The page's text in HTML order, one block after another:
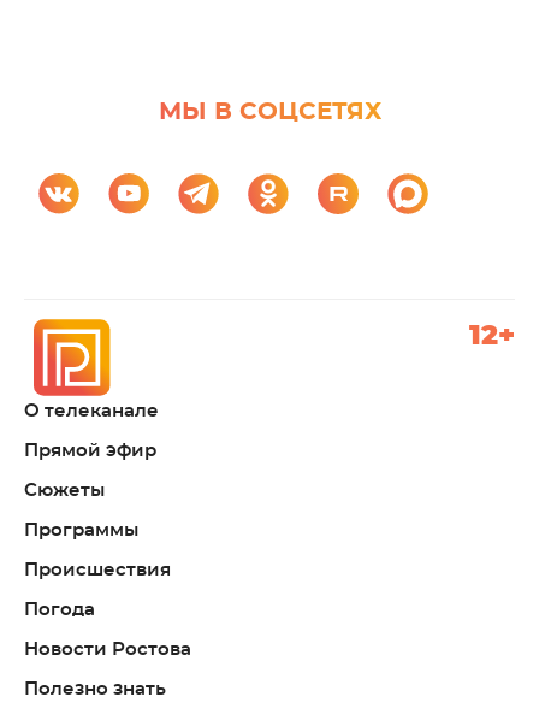
МЫ В СОЦСЕТЯХ
О телеканале
Прямой эфир
Сюжеты
Программы
Происшествия
Погода
Новости Ростова
Полезно знать
12+